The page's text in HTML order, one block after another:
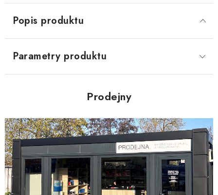
Popis produktu
Parametry produktu
Prodejny